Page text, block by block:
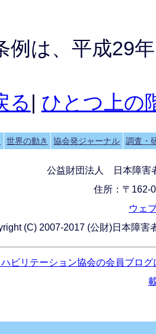
は、平成29
る ひとつ上の
世界の動き 協会発ジャーナル 調査・
公益財団法人 日本障害
住所：〒162-
ウェ
(C) 2007-2017 (公財)日本障
ビリテーション協会の会員ブロ